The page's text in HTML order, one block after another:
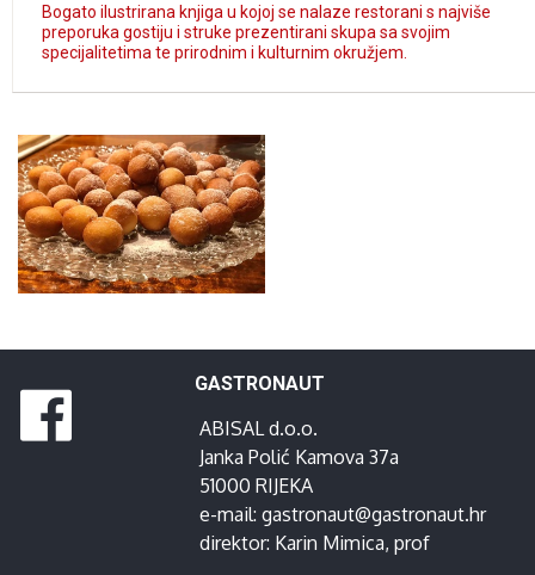
Bogato ilustrirana knjiga u kojoj se nalaze restorani s najviše
preporuka gostiju i struke prezentirani skupa sa svojim
specijalitetima te prirodnim i kulturnim okružjem.
GASTRONAUT
ABISAL d.o.o.
Janka Polić Kamova 37a
51000 RIJEKA
e-mail: gastronaut@gastronaut.hr
direktor: Karin Mimica, prof